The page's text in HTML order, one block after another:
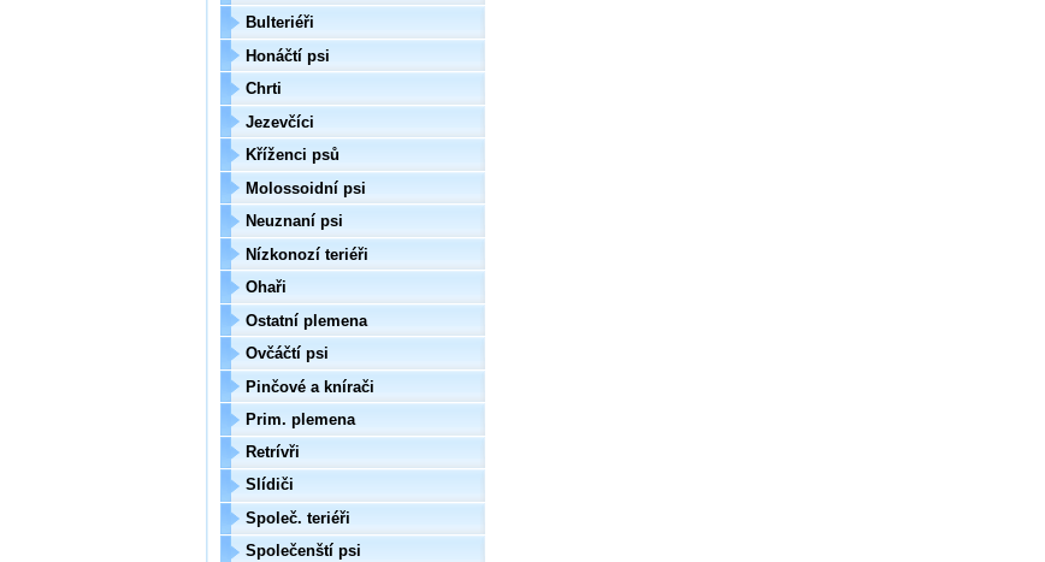
Bulteriéři
Honáčtí psi
Chrti
Jezevčíci
Kříženci psů
Molossoidní psi
Neuznaní psi
Nízkonozí teriéři
Ohaři
Ostatní plemena
Ovčáčtí psi
Pinčové a knírači
Prim. plemena
Retrívři
Slídiči
Společ. teriéři
Společenští psi